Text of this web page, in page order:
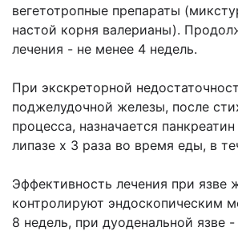
вегетотропные препараты
настой корня валерианы).
лечения - не менее 4 недель.
При экскреторной
поджелудочной железы, после
процесса, назначается
липазе х 3 раза во время еды, в
Эффективность лечения при язве
контролируют эндоскопическим
8 недель, при дуоденальной язве